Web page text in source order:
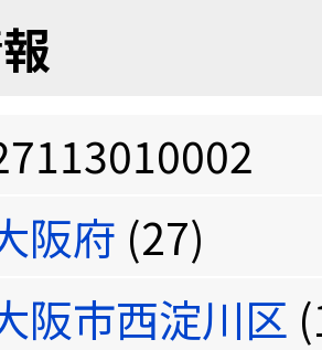
阪府 (27)
阪市西淀川区